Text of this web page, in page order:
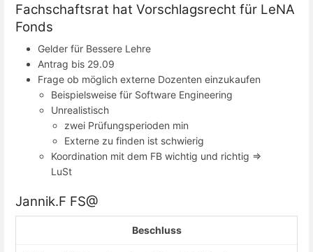
Fachschaftsrat hat Vorschlagsrecht für LeNA
Fonds
Gelder für Bessere Lehre
Antrag bis 29.09
Frage ob möglich externe Dozenten einzukaufen
Beispielsweise für Software Engineering
Unrealistisch
zwei Prüfungsperioden min
Externe zu finden ist schwierig
Koordination mit dem FB wichtig und richtig =>
LuSt
Jannik.F FS@
Beschluss